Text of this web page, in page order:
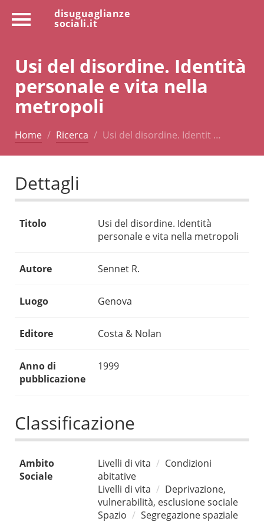
disuguaglianze
sociali.it
Usi del disordine. Identità
personale e vita nella
metropoli
Home Ricerca Usi del disordine. Identit …
Dettagli
Titolo
Usi del disordine. Identità
personale e vita nella metropoli
Autore Sennet R.
Luogo Genova
Editore Costa & Nolan
Anno di
pubblicazione
1999
Classificazione
Ambito
Sociale
Livelli di vita
Condizioni
abitative
Livelli di vita
Deprivazione,
vulnerabilità, esclusione sociale
Spazio
Segregazione spaziale